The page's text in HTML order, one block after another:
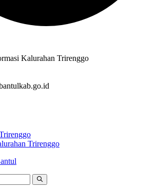
Kalurahan Trirenggo
Trirenggo